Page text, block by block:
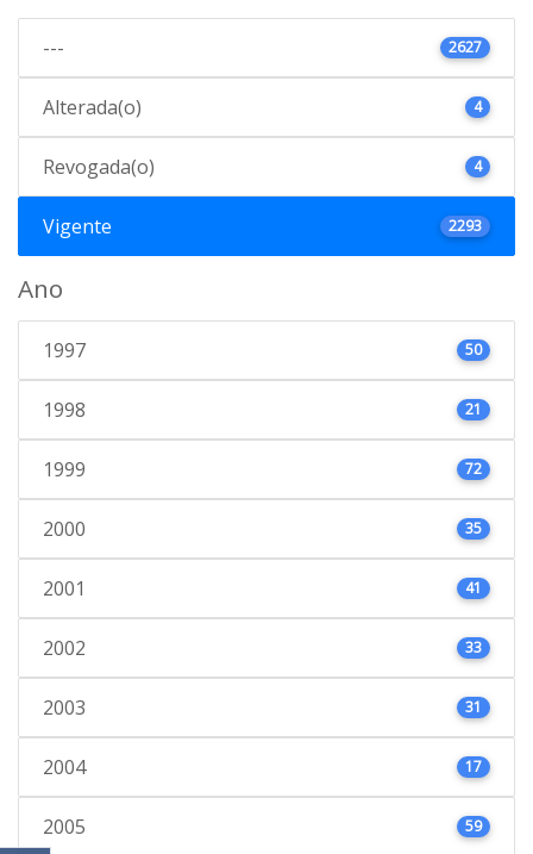
--- 2627
Alterada(o) 4
Revogada(o) 4
Vigente 2293
Ano
1997 50
1998 21
1999 72
2000 35
2001 41
2002 33
2003 31
2004 17
2005 59